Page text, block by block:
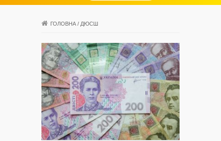
ГОЛОВНА / ДЮСШ